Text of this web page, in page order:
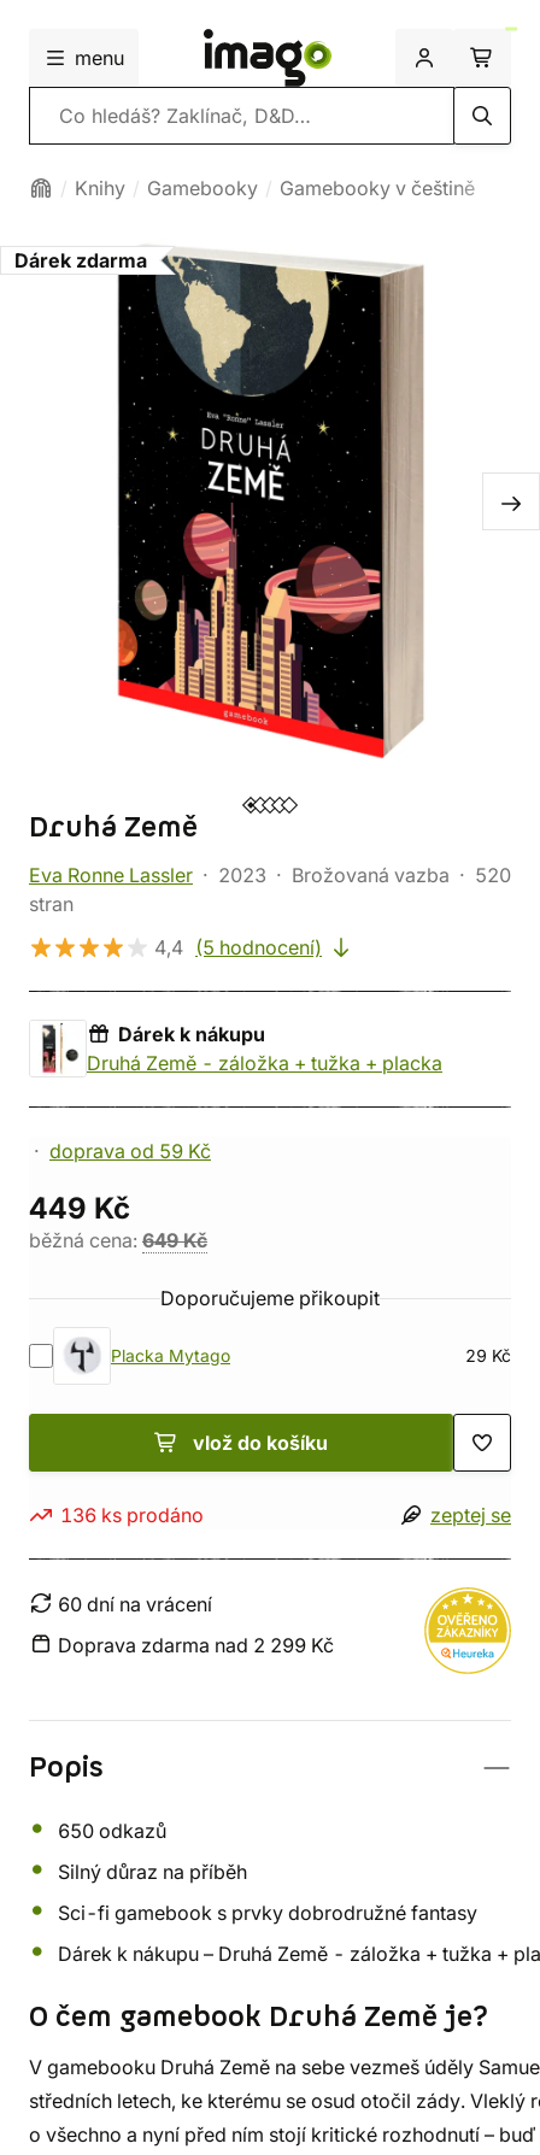
menu
Vyhledávání
Knihy Gamebooky Gamebooky v češtině
Dárek zdarma
Druhá Země
Eva Ronne Lassler 2023 Brožovaná vazba
520
stran
4,4 (5 hodnocení)
Dárek k nákupu
Druhá Země - záložka + tužka + placka
dárek k nákupu: Druhá
doprava od 59 Kč
449 Kč
běžná cena: 649 Kč
Doporučujeme přikoupit
Placka Mytago 29 Kč
vlož do košíku
136 ks prodáno zeptej se
60 dní na vrácení
Doprava zdarma nad 2 299 Kč
Popis
650 odkazů
Silný důraz na příběh
Sci-fi gamebook s prvky dobrodružné fantasy
Dárek k nákupu – Druhá Země - záložka + tužka +
O čem gamebook Druhá Země je?
V gamebooku Druhá Země na sebe vezmeš úděly
středních letech, ke kterému se osud otočil zády. Vleklý
o všechno a nyní před ním stojí kritické rozhodnutí –